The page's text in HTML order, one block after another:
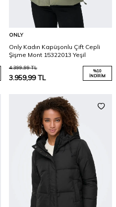
ONLY
Only Kadın Kapüşonlu Çift Cepli
Şişme Mont 15322013 Yeşil
4.399,99TL
3.959,99TL
%10
İNDIRIM